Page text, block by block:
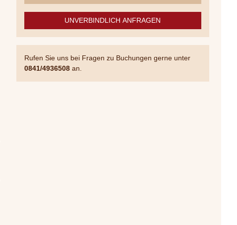
UNVERBINDLICH ANFRAGEN
Rufen Sie uns bei Fragen zu Buchungen gerne unter
0841/4936508 an.